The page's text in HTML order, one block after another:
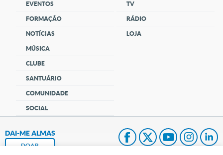
EVENTOS
FORMAÇÃO
NOTÍCIAS
MÚSICA
CLUBE
SANTUÁRIO
COMUNIDADE
SOCIAL
TV
RÁDIO
LOJA
DAI-ME ALMAS
DOAR